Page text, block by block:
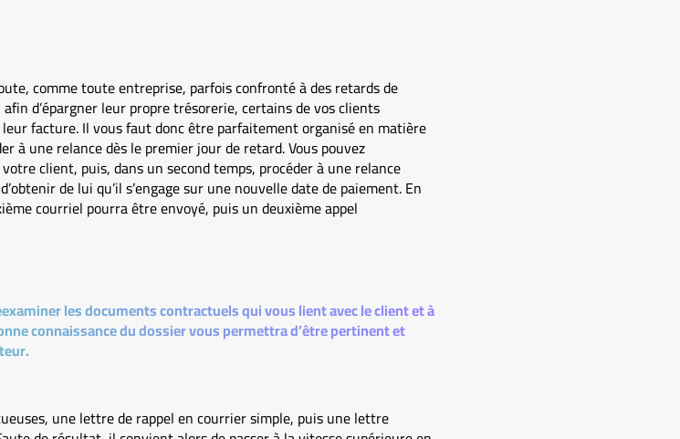
comme toute entreprise, parfois confronté à des retards de
d’épargner leur propre trésorerie, certains de vos clients
facture. Il vous faut donc être parfaitement organisé en matière
à une relance dès le premier jour de retard. Vous pouvez
client, puis, dans un second temps, procéder à une relance
de lui qu’il s’engage sur une nouvelle date de paiement. En
courriel pourra être envoyé, puis un deuxième appel
les documents contractuels qui vous lient avec le client et à
connaissance du dossier vous permettra d’être pertinent et
une lettre de rappel en courrier simple, puis une lettre